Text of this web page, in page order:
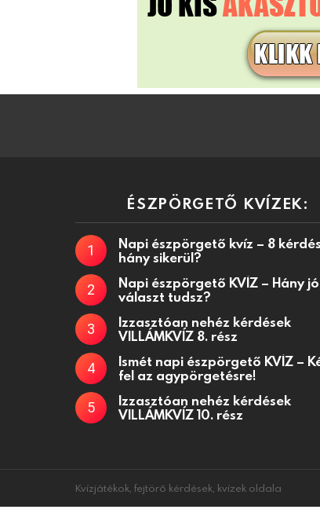
ÉSZPÖRGETŐ KVÍZEK:
Napi észpörgető kvíz – 8
hány sikerül?
Napi észpörgető KVÍZ – Hány jó
választ tudsz?
Izzasztóan nehéz kérdések
VILLÁMKVÍZ 8. rész
Ismét napi észpörgető KVÍZ –
fel az agypörgetésre!
Izzasztóan nehéz kérdések
VILLÁMKVÍZ 10. rész
Kvízjátékok, fejtörő kérdések, kvízek oldala